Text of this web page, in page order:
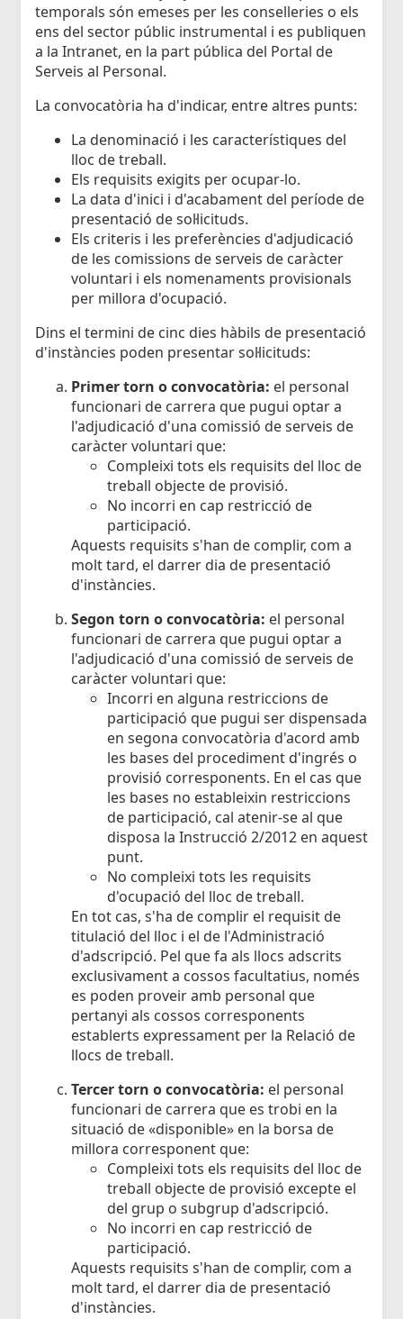
temporals són emeses per les conselleries o els
ens del sector públic instrumental i es publiquen
a la Intranet, en la part pública del Portal de
Serveis al Personal.
La convocatòria ha d'indicar, entre altres punts:
La denominació i les característiques del
lloc de treball.
Els requisits exigits per ocupar-lo.
La data d'inici i d'acabament del període de
presentació de sol·licituds.
Els criteris i les preferències d'adjudicació
de les comissions de serveis de caràcter
voluntari i els nomenaments provisionals
per millora d'ocupació.
Dins el termini de cinc dies hàbils de presentació
d'instàncies poden presentar sol·licituds:
Primer torn o convocatòria: el personal
funcionari de carrera que pugui optar a
l'adjudicació d'una comissió de serveis de
caràcter voluntari que:
Compleixi tots els requisits del lloc de
treball objecte de provisió.
No incorri en cap restricció de
participació.
Aquests requisits s'han de complir, com a
molt tard, el darrer dia de presentació
d'instàncies.
Segon torn o convocatòria: el personal
funcionari de carrera que pugui optar a
l'adjudicació d'una comissió de serveis de
caràcter voluntari que:
Incorri en alguna restriccions de
participació que pugui ser dispensada
en segona convocatòria d'acord amb
les bases del procediment d'ingrés o
provisió corresponents. En el cas que
les bases no estableixin restriccions
de participació, cal atenir-se al que
disposa la Instrucció 2/2012 en aquest
punt.
No compleixi tots les requisits
d'ocupació del lloc de treball.
En tot cas, s'ha de complir el requisit de
titulació del lloc i el de l'Administració
d'adscripció. Pel que fa als llocs adscrits
exclusivament a cossos facultatius, només
es poden proveir amb personal que
pertanyi als cossos corresponents
establerts expressament per la Relació de
llocs de treball.
Tercer torn o convocatòria: el personal
funcionari de carrera que es trobi en la
situació de «disponible» en la borsa de
millora corresponent que:
Compleixi tots els requisits del lloc de
treball objecte de provisió excepte el
del grup o subgrup d'adscripció.
No incorri en cap restricció de
participació.
Aquests requisits s'han de complir, com a
molt tard, el darrer dia de presentació
d'instàncies.